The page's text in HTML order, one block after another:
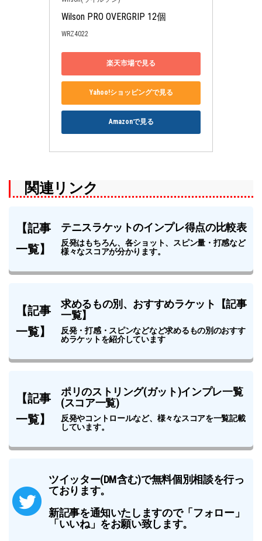
Wilson PRO OVERGRIP 12個
WRZ4022
楽天市場で見る
Yahoo!ショッピングで見る
Amazonで見る
関連リンク
【記事
一覧】
テニスラケットのインプレ得点の比較表
反発はもちろん、各ショット、スピン量・打感など
様々なスコアが分かります。
【記事
一覧】
求めるもの別、おすすめラケット【記事
一覧】
反発・打感・スピンなどなど求めるもの別のおすす
めラケットを紹介しています
【記事
一覧】
ポリのストリング(ガット)インプレ一覧
(スコア一覧)
反発やコントロールなど、様々なスコアを一覧記載
しています。
ツイッター(DM含む)で無料個別相談を行っ
ております。
新記事を通知いたしますので「フォロー」
「いいね」をお願い致します。